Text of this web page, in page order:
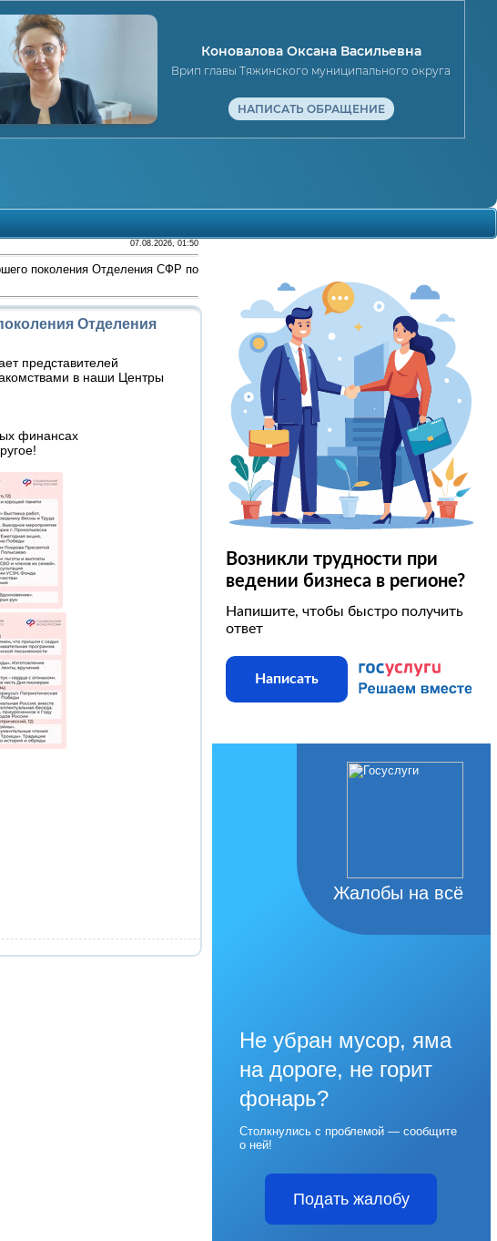
Коновалова Оксана Васильевна
Врип главы Тяжинского муниципального округа
НАПИСАТЬ ОБРАЩЕНИЕ
07.08.2026, 01:50
поколения Отделения СФР по
Отделения
представителей
в наши Центры
финансах
Возникли трудности при
ведении бизнеса в регионе?
Напишите, чтобы быстро получить
ответ
Написать
Жалобы на всё
Не убран мусор, яма
на дороге, не горит
фонарь?
Столкнулись с проблемой — сообщите
о ней!
Подать жалобу